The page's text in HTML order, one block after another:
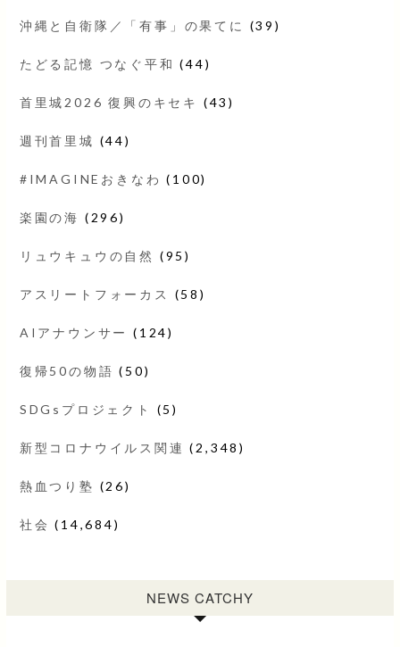
沖縄と自衛隊／「有事」の果てに (39)
たどる記憶 つなぐ平和 (44)
首里城2026 復興のキセキ (43)
週刊首里城 (44)
#IMAGINEおきなわ (100)
楽園の海 (296)
リュウキュウの自然 (95)
アスリートフォーカス (58)
AIアナウンサー (124)
復帰50の物語 (50)
SDGsプロジェクト (5)
新型コロナウイルス関連 (2,348)
熱血つり塾 (26)
社会 (14,684)
NEWS CATCHY